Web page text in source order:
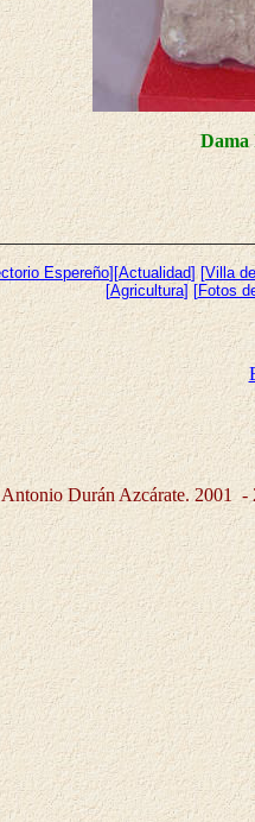
Dama
Espereño][Actualidad] [Villa
[Agricultura] [Fotos
Durán Azcárate. 2001 -